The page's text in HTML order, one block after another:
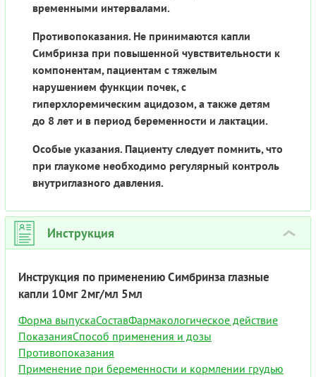
временными интервалами.
Противопоказания. Не принимаются капли
Симбринза при повышенной чувствительности к
компонентам, пациентам с тяжелым
нарушением функции почек, с
гиперхлоремическим ацидозом, а также детям
до 8 лет и в период беременности и лактации.
Особые указания. Пациенту следует помнить, что
при глаукоме необходимо регулярный контроль
внутриглазного давления.
Инструкция ›
Инструкция по применению Симбринза глазные
капли 10мг 2мг/мл 5мл
Форма выпускаСоставФармакологическое действие
ПоказанияСпособ применения и дозы
Противопоказания
Применение при беременности и кормлении грудью